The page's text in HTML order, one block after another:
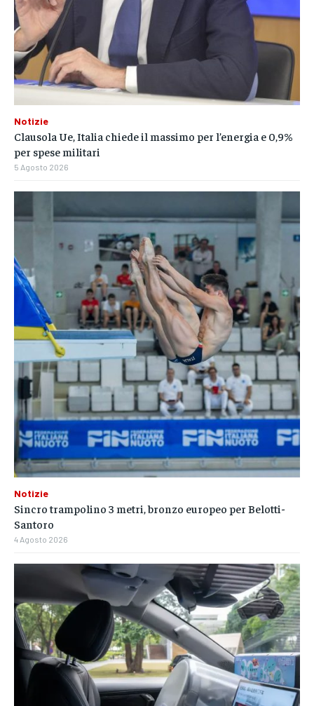
Notizie
Clausola Ue, Italia chiede il massimo per l’energia e 0,9%
per spese militari
5 Agosto 2026
Notizie
Sincro trampolino 3 metri, bronzo europeo per Belotti-
Santoro
4 Agosto 2026